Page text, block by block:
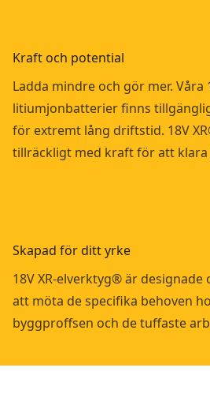
Kraft och potential
Ladda mindre och gör mer. Våra
litiumjonbatterier finns
för extremt lång driftstid. 18V
tillräckligt med kraft för att klara
Skapad för ditt yrke
18V XR-elverktyg® är
att möta de specifika behoven
byggproffsen och de tuffaste